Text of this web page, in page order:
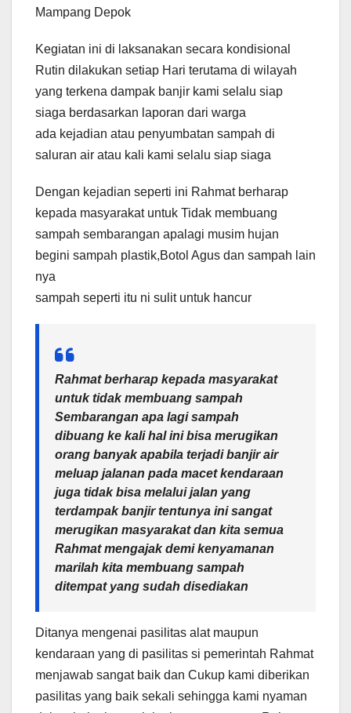
Mampang Depok
Kegiatan ini di laksanakan secara kondisional
Rutin dilakukan setiap Hari terutama di wilayah
yang terkena dampak banjir kami selalu siap
siaga berdasarkan laporan dari warga
ada kejadian atau penyumbatan sampah di
saluran air atau kali kami selalu siap siaga
Dengan kejadian seperti ini Rahmat berharap
kepada masyarakat untuk Tidak membuang
sampah sembarangan apalagi musim hujan
begini sampah plastik,Botol Agus dan sampah lain
nya
sampah seperti itu ni sulit untuk hancur
Rahmat berharap kepada masyarakat
untuk tidak membuang sampah
Sembarangan apa lagi sampah
dibuang ke kali hal ini bisa merugikan
orang banyak apabila terjadi banjir air
meluap jalanan pada macet kendaraan
juga tidak bisa melalui jalan yang
terdampak banjir tentunya ini sangat
merugikan masyarakat dan kita semua
Rahmat mengajak demi kenyamanan
marilah kita membuang sampah
ditempat yang sudah disediakan
Ditanya mengenai pasilitas alat maupun
kendaraan yang di pasilitas si pemerintah Rahmat
menjawab sangat baik dan Cukup kami diberikan
pasilitas yang baik sekali sehingga kami nyaman